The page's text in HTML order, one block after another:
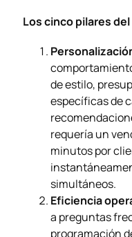
Los cinco pilares
de estilo,
específicas de
requería un
minutos por
simultáneos.
Eficiencia
a preguntas
programación